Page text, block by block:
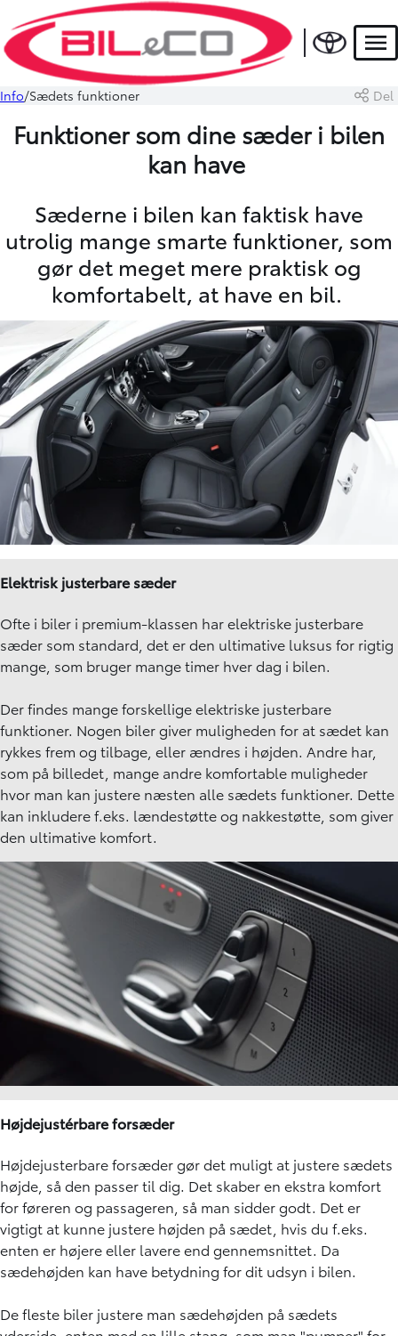
Info Sædets funktioner Del
Funktioner som dine sæder i bilen
kan have
Sæderne i bilen kan faktisk have
utrolig mange smarte funktioner, som
gør det meget mere praktisk og
komfortabelt, at have en bil.
Elektrisk justerbare sæder
Ofte i biler i premium-klassen har elektriske justerbare
sæder som standard, det er den ultimative luksus for rigtig
mange, som bruger mange timer hver dag i bilen.
Der findes mange forskellige elektriske justerbare
funktioner. Nogen biler giver muligheden for at sædet kan
rykkes frem og tilbage, eller ændres i højden. Andre har,
som på billedet, mange andre komfortable muligheder
hvor man kan justere næsten alle sædets funktioner. Dette
kan inkludere f.eks. lændestøtte og nakkestøtte, som giver
den ultimative komfort.
Højdejustérbare forsæder
Højdejusterbare forsæder gør det muligt at justere sædets
højde, så den passer til dig. Det skaber en ekstra komfort
for føreren og passageren, så man sidder godt. Det er
vigtigt at kunne justere højden på sædet, hvis du f.eks.
enten er højere eller lavere end gennemsnittet. Da
sædehøjden kan have betydning for dit udsyn i bilen.
De fleste biler justere man sædehøjden på sædets